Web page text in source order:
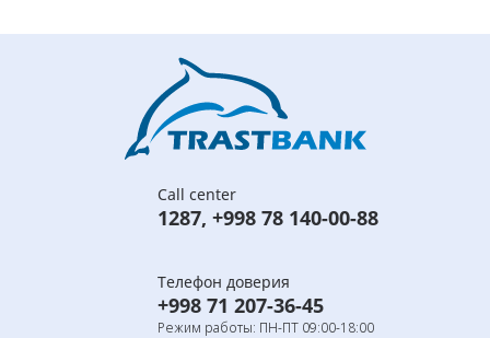
Call center
1287, +998 78 140-00-88
Телефон доверия
+998 71 207-36-45
Режим работы: ПН-ПТ 09:00-18:00